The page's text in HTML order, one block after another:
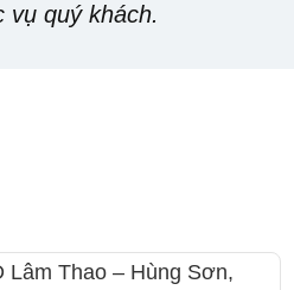
vụ quý khách.
Lâm Thao – Hùng Sơn,